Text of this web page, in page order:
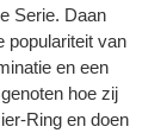
Serie. Daan
populariteit van
en een
hoe zij
Ring en doen